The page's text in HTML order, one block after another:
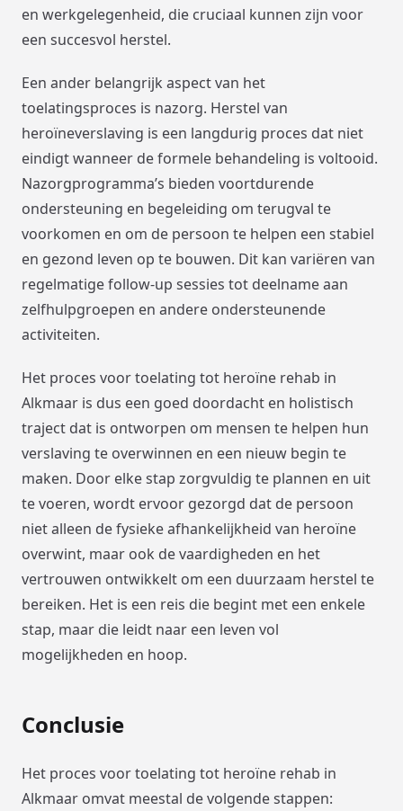
en werkgelegenheid, die cruciaal kunnen zijn voor
een succesvol herstel.
Een ander belangrijk aspect van het
toelatingsproces is nazorg. Herstel van
heroïneverslaving is een langdurig proces dat niet
eindigt wanneer de formele behandeling is voltooid.
Nazorgprogramma’s bieden voortdurende
ondersteuning en begeleiding om terugval te
voorkomen en om de persoon te helpen een stabiel
en gezond leven op te bouwen. Dit kan variëren van
regelmatige follow-up sessies tot deelname aan
zelfhulpgroepen en andere ondersteunende
activiteiten.
Het proces voor toelating tot heroïne rehab in
Alkmaar is dus een goed doordacht en holistisch
traject dat is ontworpen om mensen te helpen hun
verslaving te overwinnen en een nieuw begin te
maken. Door elke stap zorgvuldig te plannen en uit
te voeren, wordt ervoor gezorgd dat de persoon
niet alleen de fysieke afhankelijkheid van heroïne
overwint, maar ook de vaardigheden en het
vertrouwen ontwikkelt om een duurzaam herstel te
bereiken. Het is een reis die begint met een enkele
stap, maar die leidt naar een leven vol
mogelijkheden en hoop.
Conclusie
Het proces voor toelating tot heroïne rehab in
Alkmaar omvat meestal de volgende stappen: